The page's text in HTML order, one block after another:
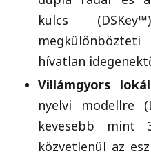
kulcs
hívatlan
Villámgyors
nyelvi modellre
kevesebb mint
közvetlenül az